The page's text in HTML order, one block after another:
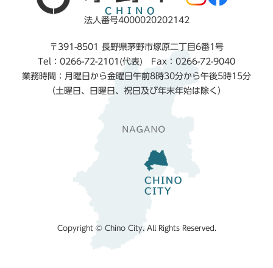
法人番号4000020202142
〒391-8501 長野県茅野市塚原二丁目6番1号
Tel：0266-72-2101(代表) Fax：0266-72-9040
業務時間：月曜日から金曜日午前8時30分から午後5時15分
（土曜日、日曜日、祝日及び年末年始は除く）
Copyright © Chino City. All Rights Reserved.